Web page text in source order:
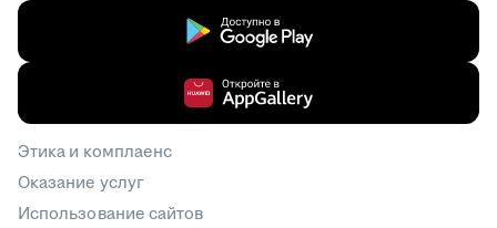
Этика и комплаенс
Оказание услуг
Использование сайтов